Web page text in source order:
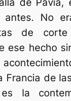
antes. No
de
ese hecho
Francia de
la